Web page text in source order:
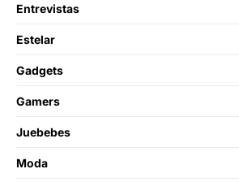
Entrevistas
Estelar
Gadgets
Gamers
Juebebes
Moda